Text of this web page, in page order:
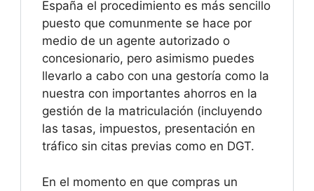
España el procedimiento es más sencillo
puesto que comunmente se hace por
medio de un agente autorizado o
concesionario, pero asimismo puedes
llevarlo a cabo con una gestoría como la
nuestra con importantes ahorros en la
gestión de la matriculación (incluyendo
las tasas, impuestos, presentación en
tráfico sin citas previas como en DGT.
En el momento en que compras un